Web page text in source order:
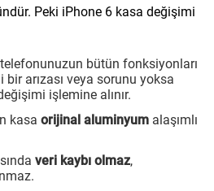
Peki iPhone 6 kasa değişimi
bütün fonksiyonları
arızası veya sorunu yoksa
işlemine alınır.
kasa orijinal aluminyum alaşımlı
veri kaybı olmaz,